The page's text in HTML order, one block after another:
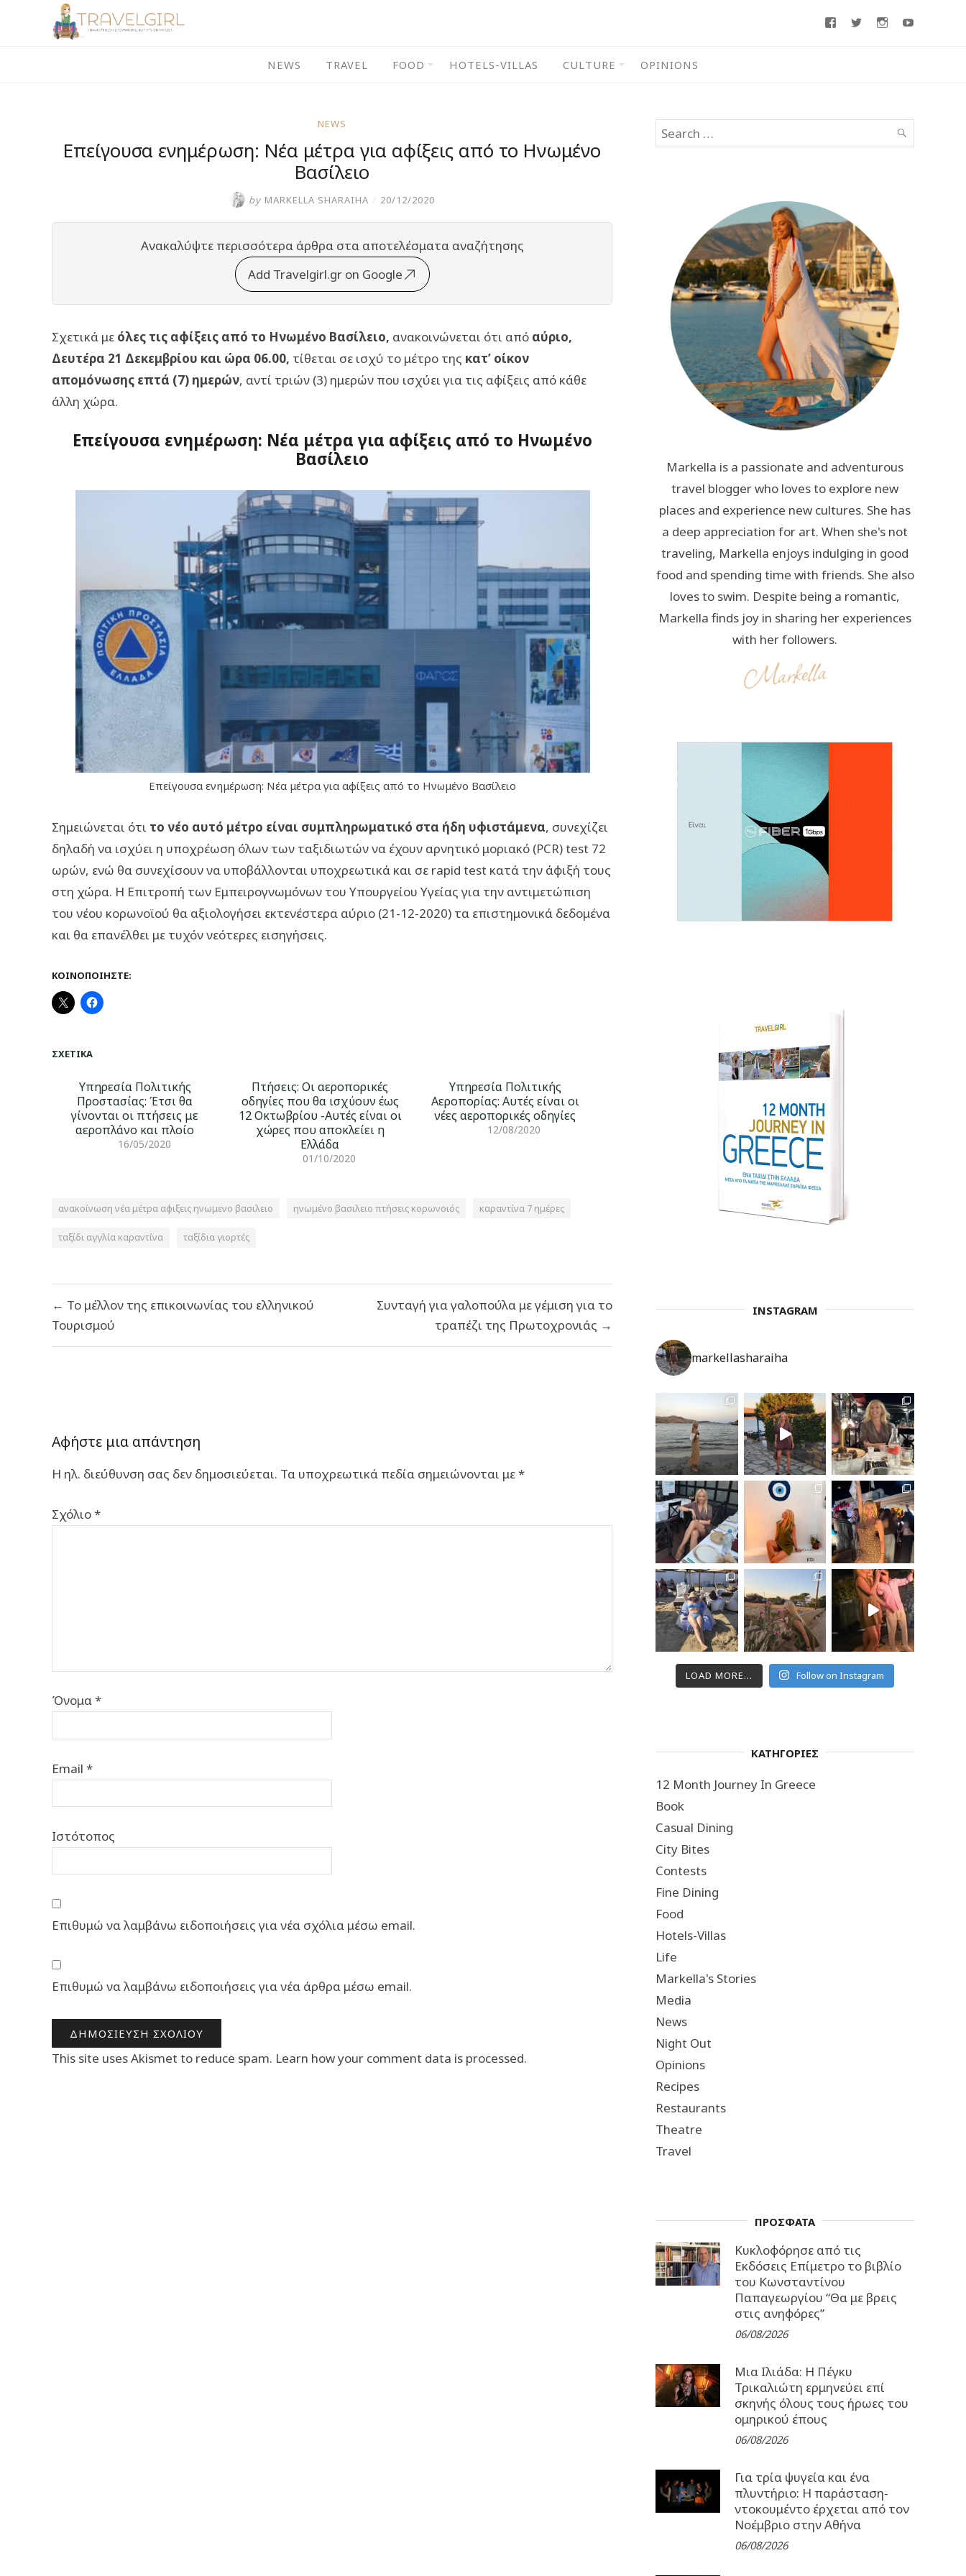
FacebookTwitterInstagram
NEWS TRAVEL FOOD HOTELS-VILLAS CULTURE OPINIONS
NEWS
Επείγουσα ενημέρωση: Νέα μέτρα για αφίξεις από το Ηνωμένο
Βασίλειο
by MARKELLA SHARAIHA / 20/12/2020
Ανακαλύψτε περισσότερα άρθρα στα αποτελέσματα αναζήτησης
Add Travelgirl.gr on Google
Σχετικά με όλες τις αφίξεις από το Ηνωμένο Βασίλειο, ανακοινώνεται ότι από αύριο,
Δευτέρα 21 Δεκεμβρίου και ώρα 06.00, τίθεται σε ισχύ το μέτρο της κατ’ οίκον
απομόνωσης επτά (7) ημερών, αντί τριών (3) ημερών που ισχύει για τις αφίξεις από κάθε
άλλη χώρα.
Επείγουσα ενημέρωση: Νέα μέτρα για αφίξεις από το Ηνωμένο
Βασίλειο
Επείγουσα ενημέρωση: Νέα μέτρα για αφίξεις από το Ηνωμένο Βασίλειο
Σημειώνεται ότι το νέο αυτό μέτρο είναι συμπληρωματικό στα ήδη υφιστάμενα, συνεχίζει
δηλαδή να ισχύει η υποχρέωση όλων των ταξιδιωτών να έχουν αρνητικό μοριακό (PCR) test 72
ωρών, ενώ θα συνεχίσουν να υποβάλλονται υποχρεωτικά και σε rapid test κατά την άφιξή τους
στη χώρα. Η Επιτροπή των Εμπειρογνωμόνων του Υπουργείου Υγείας για την αντιμετώπιση
του νέου κορωνοϊού θα αξιολογήσει εκτενέστερα αύριο (21-12-2020) τα επιστημονικά δεδομένα
και θα επανέλθει με τυχόν νεότερες εισηγήσεις.
ΚΟΙΝΟΠΟΙΉΣΤΕ:
ΣΧΕΤΙΚΆ
Υπηρεσία Πολιτικής
Προστασίας: Έτσι θα
γίνονται οι πτήσεις με
αεροπλάνο και πλοίο
16/05/2020
Πτήσεις: Οι αεροπορικές
οδηγίες που θα ισχύουν έως
12 Οκτωβρίου -Αυτές είναι οι
χώρες που αποκλείει η
Ελλάδα
01/10/2020
Υπηρεσία Πολιτικής
Αεροπορίας: Αυτές είναι οι
νέες αεροπορικές οδηγίες
12/08/2020
ανακοίνωση νέα μέτρα αφιξεις ηνωμενο βασιλειο ηνωμένο βασιλειο πτήσεις κορωνοιός καραντίνα 7 ημέρες
ταξίδι αγγλία καραντίνα ταξίδια γιορτές
άρθρων
← Το μέλλον της επικοινωνίας του ελληνικού
Τουρισμού
Συνταγή για γαλοπούλα με γέμιση για το
τραπέζι της Πρωτοχρονιάς →
Αφήστε μια απάντηση
Η ηλ. διεύθυνση σας δεν δημοσιεύεται. Τα υποχρεωτικά πεδία σημειώνονται με*
Σχόλιο*
Όνομα*
Email *
Ιστότοπος
Επιθυμώ να λαμβάνω ειδοποιήσεις για νέα σχόλια μέσω email.
Επιθυμώ να λαμβάνω ειδοποιήσεις για νέα άρθρα μέσω email.
This site uses Akismet to reduce spam. Learn how your comment data is processed.
Search
for:
SEARCH
Markella is a passionate and adventurous
travel blogger who loves to explore new
places and experience new cultures. She has
a deep appreciation for art. When she's not
traveling, Markella enjoys indulging in good
food and spending time with friends. She also
loves to swim. Despite being a romantic,
Markella finds joy in sharing her experiences
with her followers.
INSTAGRAM
markellasharaiha
LOAD MORE... Follow on Instagram
ΚΑΤΗΓΟΡΙΕΣ
12 Month Journey In Greece
Book
Casual Dining
City Bites
Contests
Fine Dining
Food
Hotels-Villas
Life
Markella's Stories
Media
News
Night Out
Opinions
Recipes
Restaurants
Theatre
Travel
ΠΡΟΣΦΑΤΑ
Κυκλοφόρησε από τις
Εκδόσεις Επίμετρο το βιβλίο
του Κωνσταντίνου
Παπαγεωργίου “Θα με βρεις
στις ανηφόρες”
06/08/2026
Μια Ιλιάδα: H Πέγκυ
Τρικαλιώτη ερμηνεύει επί
σκηνής όλους τους ήρωες του
ομηρικού έπους
06/08/2026
Για τρία ψυγεία και ένα
πλυντήριο: Η παράσταση-
ντοκουμέντο έρχεται από τον
Νοέμβριο στην Αθήνα
06/08/2026